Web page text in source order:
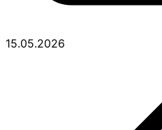
15.05.2026